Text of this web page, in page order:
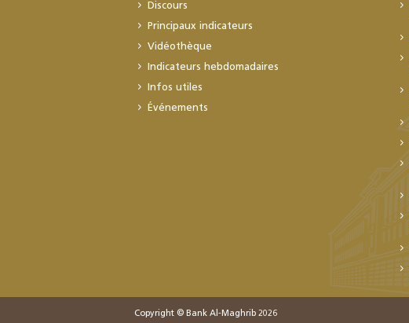
Discours
Principaux indicateurs
Vidéothèque
Indicateurs hebdomadaires
Infos utiles
Événements
Copyright © Bank Al-Maghrib 2026